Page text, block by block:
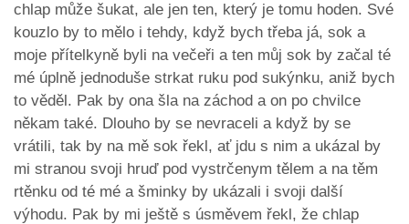
chlap může šukat, ale jen ten, který je tomu hoden. Své
kouzlo by to mělo i tehdy, když bych třeba já, sok a
moje přítelkyně byli na večeři a ten můj sok by začal té
mé úplně jednoduše strkat ruku pod sukýnku, aniž bych
to věděl. Pak by ona šla na záchod a on po chvilce
někam také. Dlouho by se nevraceli a když by se
vrátili, tak by na mě sok řekl, ať jdu s nim a ukázal by
mi stranou svoji hruď pod vystrčenym tělem a na těm
rtěnku od té mé a šminky by ukázali i svoji další
výhodu. Pak by mi ještě s úsměvem řekl, že chlap